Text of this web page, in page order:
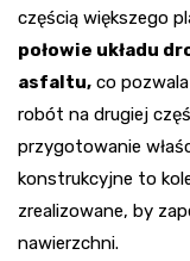
częścią większego
połowie układu
asfaltu, co
robót na drugiej
przygotowanie
konstrukcyjne to
zrealizowane, by
nawierzchni.